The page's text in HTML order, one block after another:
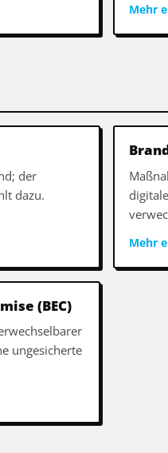
Mehr
der
dazu.
Mehr
(BEC)
ungesicherte